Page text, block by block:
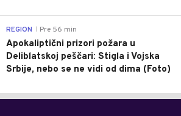
REGION Pre 56 min
Apokaliptični prizori požara u
Deliblatskoj peščari: Stigla i Vojska
Srbije, nebo se ne vidi od dima (Foto)